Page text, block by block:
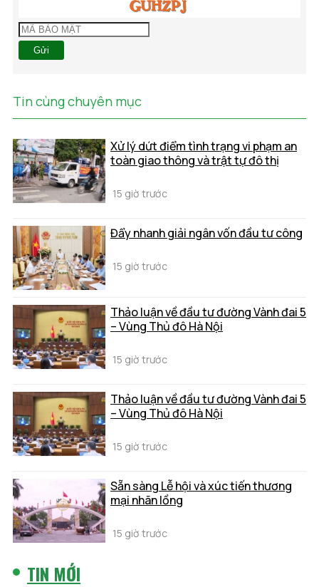
Gửi
Tin cùng chuyên mục
Xử lý dứt điểm tình trạng vi phạm an
toàn giao thông và trật tự đô thị
15 giờ trước
Đẩy nhanh giải ngân vốn đầu tư công
15 giờ trước
Thảo luận về đầu tư đường Vành đai 5
– Vùng Thủ đô Hà Nội
15 giờ trước
Thảo luận về đầu tư đường Vành đai 5
– Vùng Thủ đô Hà Nội
15 giờ trước
Sẵn sàng Lễ hội và xúc tiến thương
mại nhãn lồng
15 giờ trước
TIN MỚI